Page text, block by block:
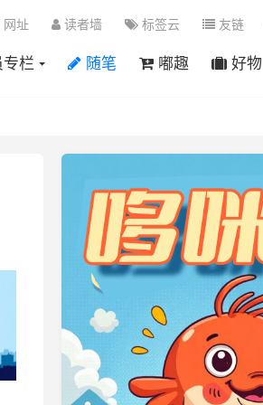
栏 随笔 嘟趣 好物
网址 读者墙 标签云 友链